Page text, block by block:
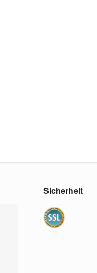
Sicherheit